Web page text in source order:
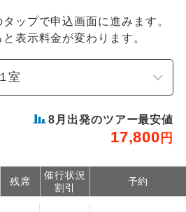
ップで申込画面に進みます。
表示料金が変わります。
8 月出発のツアー最安値
17,800 円
残席
催行状況
割引
予約